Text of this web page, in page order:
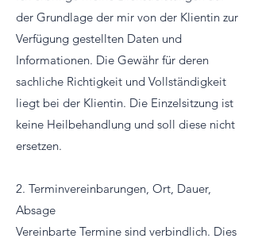
der Grundlage der mir von der Klientin zur
Verfügung gestellten Daten und
Informationen. Die Gewähr für deren
sachliche Richtigkeit und Vollständigkeit
liegt bei der Klientin. Die Einzelsitzung ist
keine Heilbehandlung und soll diese nicht
ersetzen.
2. Terminvereinbarungen, Ort, Dauer,
Absage
Vereinbarte Termine sind verbindlich. Dies